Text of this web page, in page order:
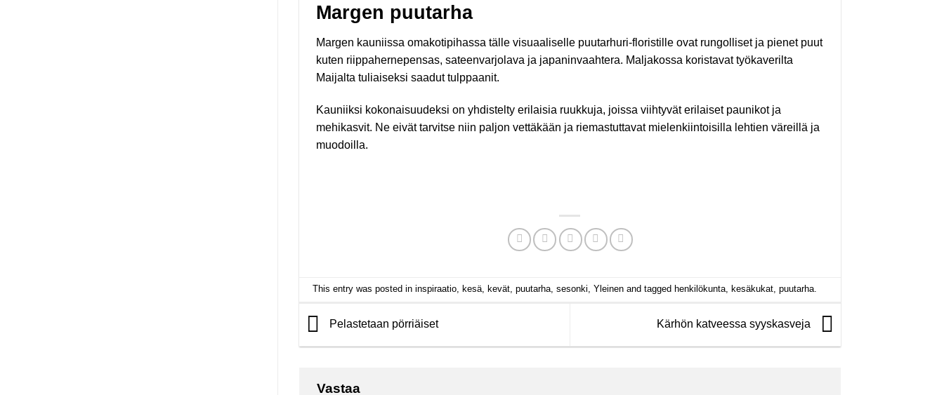
Margen puutarha
Margen kauniissa omakotipihassa tälle visuaaliselle puutarhuri-floristille ovat rungolliset ja pienet puut
kuten riippahernepensas, sateenvarjolava ja japaninvaahtera. Maljakossa koristavat työkaverilta
Maijalta tuliaiseksi saadut tulppaanit.
Kauniiksi kokonaisuudeksi on yhdistelty erilaisia ruukkuja, joissa viihtyvät erilaiset paunikot ja
mehikasvit. Ne eivät tarvitse niin paljon vettäkään ja riemastuttavat mielenkiintoisilla lehtien väreillä ja
muodoilla.
This entry was posted in inspiraatio, kesä, kevät, puutarha, sesonki, Yleinenand tagged henkilökunta, kesäkukat, puutarha.
Pelastetaan pörriäiset Kärhön katveessa syyskasveja
Vastaa